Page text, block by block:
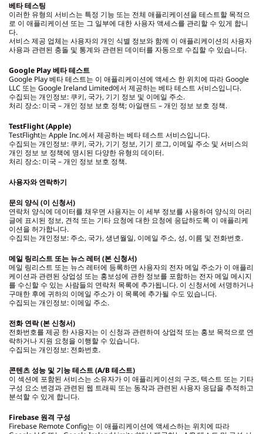
베타 테스팅
이러한 유형의 서비스는 특정 기능 또는 전체 애플리케이션을 테스트할 목적으
로 이 애플리케이션 또는 그 일부에 대한 사용자 액세스를 관리할 수 있게 합니
다.
서비스 제공 업체는 사용자의 개인 식별 정보와 함께 이 애플리케이션의 사용자
사용과 관련된 충돌 및 통계와 관련된 데이터를 자동으로 수집할 수 있습니다.
Google Play베타 테스트
Google Play 베타 테스트는 이 애플리케이션에 액세스 한 위치에 따라 Google
LLC 또는 Google Ireland Limited에서 제공하는 베타 테스트 서비스입니다.
수집되는 개인정보: 쿠키, 국가, 기기 정보 및 이메일 주소.
처리 장소: 미국 – 개인 정보 보호 정책; 아일랜드 – 개인 정보 보호 정책.
TestFlight (Apple)
TestFlight는 Apple Inc.에서 제공하는 베타 테스트 서비스입니다.
수집되는 개인정보: 쿠키, 국가, 기기 정보, 기기 로그, 이메일 주소 및 서비스의
개인 정보 보 정책에 명시된 다양한 유형의 데이터.
처리 장소: 미국 – 개인 정보 보호 정책.
사용자와 연락하기
문의 양식 (이 신청서)
연락처 양식에 데이터를 채우면 사용자는 이 세부 정보를 사용하여 양식의 머리
글에 표시된 정보, 견적 또는 기타 요청에 대한 요청에 응답하도록 이 애플리케
이션을 허가합니다.
수집되는 개인정보: 주소, 국가, 생년월일, 이메일 주소, 성, 이름 및 전화번호.
메일 링리스트 또는 뉴스 레터 (본 신청서)
메일 링리스트 또는 뉴스 레터에 등록하면 사용자의 전자 메일 주소가 이 애플리
케이션과 관련된 상업성 또는 홍보성에 관한 정보를 포함하는 전자 메일 메시지
를 수신할 수 있는 사람들의 연락처 목록에 추가됩니다. 이 신청서에 서명하거나
구매한 후에 귀하의 이메일 주소가 이 목록에 추가될 수도 있습니다.
수집되는 개인정보: 이메일 주소.
전화 연락 (본 신청서)
전화번호를 제공 한 사용자는 이 신청과 관련하여 상업적 또는 홍보 목적으로 연
락하거나 지원 요청을 이행할 수 있습니다.
수집되는 개인정보: 전화번호.
콘텐츠 성능 및 기능 테스트 (A/B 테스트)
이 섹션에 포함된 서비스는 소유자가 이 애플리케이션의 구조, 텍스트 또는 기타
구성 요소 변경과 관련된 웹 트래픽 또는 동작과 관련된 사용자 응답을 추적하고
분석할 수 있게 합니다.
Firebase 원격 구성
Firebase Remote Config는 이 애플리케이션에 액세스하는 위치에 따라